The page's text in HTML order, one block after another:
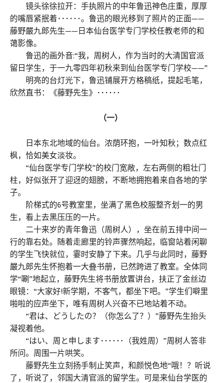
镜头徐徐拉开：手执照片的中年鲁迅神色庄重，厚厚
的嘴唇紧抿着･･････。鲁迅的眼光移到了照片的正面——
藤野嚴九郎先生——日本仙台医学专门学校任教老师的和
蔼影像。
鲁迅的画外音:“我，周树人，作为当时的大清国官派
留日学生，于一九零四年初秋来到仙台医学专门学校——”
明亮的台灯光下，鲁迅铺展开方格稿纸，提起毛笔，
欣然直书：《藤野先生》･･････
（一）
日本东北地域的仙台。浓荫环抱，一叶知秋；数点红
枫，恰如美女淡妆。
“仙台医学专门学校”的校门宽敞，左右两侧的粗壮门
柱，好似张开了迎迓的翅膀，不断地拥抱着来自各地的学
子。
阶梯式的6号教室里，坐满了黑色校服整齐划一的男
生，看上去黑压压的一片。
二十来岁的青年鲁迅（周树人），坐在前五排中间一
行的靠右处。随着走廊里的铃声骤然响起，临窗站着闲聊
的学生飞快就位，霎时安静了下来。几乎与此同时，藤野
嚴九郎先生怀抱着一大叠书册，已然跨进了教室。全体同
学“唰”地起立，藤野先生将书册放置讲台，扶正了金丝边
眼镜：“大家好!新学期，不客气，都坐下吧。”学生们噼里
啪啦的应声坐下，唯有周树人兴奋不已地站着不动。
“君は、どうしたの？（你怎么了？）”藤野先生抬头
凝视着他。
“はい、周と申します･･････（我姓周）”周树人答非
所问。周围一片哄笑。
藤野先生立刻扬手制止笑声，和颜悦色地“哦！？听说
了，听说了，邻国大清官派的留学生。可是来仙台学医的